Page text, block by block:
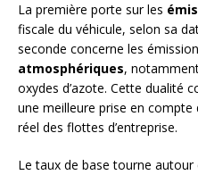
La première porte sur les
fiscale du véhicule, selon sa
seconde concerne les
atmosphériques,
oxydes d’azote. Cette dualité
une meilleure prise en compte
réel des flottes d’entreprise.
Le taux de base tourne autour